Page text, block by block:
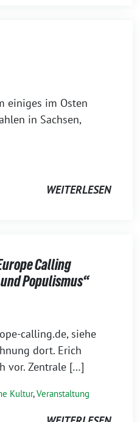
einiges im Osten
in Sachsen,
WEITERLESEN
Calling
Populismus“
calling.de, siehe
dort. Erich
vor. Zentrale […]
Kultur,Veranstaltung